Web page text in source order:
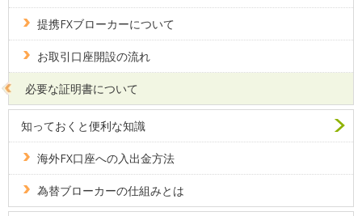
提携FXブローカーについて
お取引口座開設の流れ
必要な証明書について
知っておくと便利な知識
海外FX口座への入出金方法
為替ブローカーの仕組みとは